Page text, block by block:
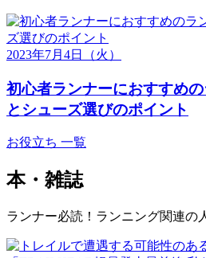
2023年7月4日 （火）
初心者ランナーにおすすめ
とシューズ選びのポイント
お役立ち 一覧
本・雑誌
ランナー必読！ランニング関連の